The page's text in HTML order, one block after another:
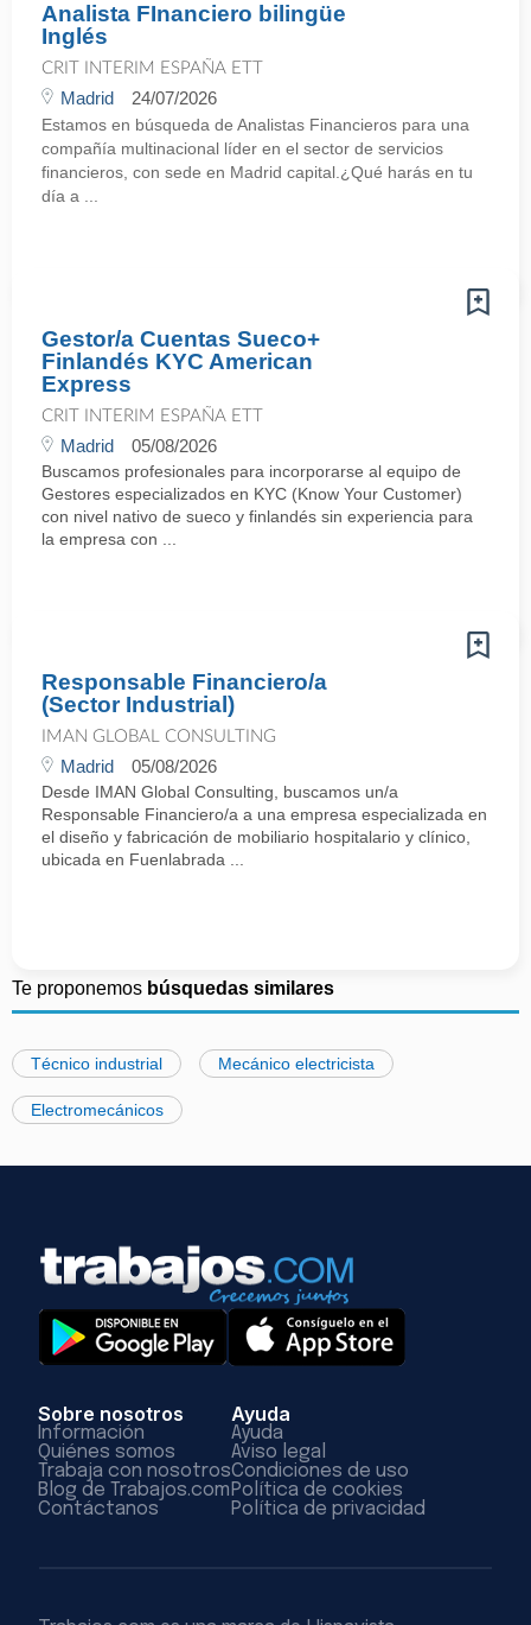
Analista FInanciero bilingüe
Inglés
CRIT INTERIM ESPAÑA ETT
Madrid 24/07/2026
Estamos en búsqueda de Analistas Financieros para una
compañía multinacional líder en el sector de servicios
financieros, con sede en Madrid capital.¿Qué harás en tu
día a ...
Gestor/a Cuentas Sueco+
Finlandés KYC American
Express
CRIT INTERIM ESPAÑA ETT
Madrid 05/08/2026
Buscamos profesionales para incorporarse al equipo de
Gestores especializados en KYC (Know Your Customer)
con nivel nativo de sueco y finlandés sin experiencia para
la empresa con ...
Responsable Financiero/a
(Sector Industrial)
IMAN GLOBAL CONSULTING
Madrid 05/08/2026
Desde IMAN Global Consulting, buscamos un/a
Responsable Financiero/a a una empresa especializada en
el diseño y fabricación de mobiliario hospitalario y clínico,
ubicada en Fuenlabrada ...
Te proponemos búsquedas similares
Técnico industrial Mecánico electricista
Electromecánicos
Sobre nosotros
Información
Quiénes somos
Trabaja con nosotros
Blog de Trabajos.com
Contáctanos
Ayuda
Ayuda
Aviso legal
Condiciones de uso
Política de cookies
Política de privacidad